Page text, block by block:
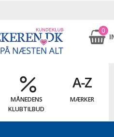
0
MÅNEDENS
KLUBTILBUD
MÆRKER